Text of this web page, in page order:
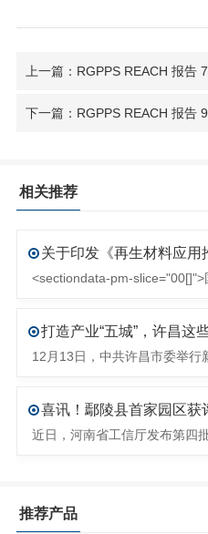
上一篇：RGPPS REACH 报告 7
下一篇：RGPPS REACH 报告 9
相关推荐
推荐产品